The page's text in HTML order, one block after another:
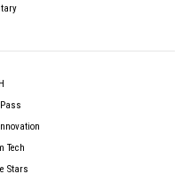
Tech
Stars